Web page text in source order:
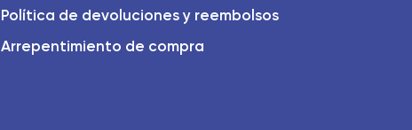
Política de devoluciones y reembolsos
Arrepentimiento de compra